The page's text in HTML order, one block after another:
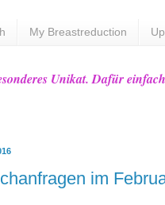
My Breastreduction
Unikat. Dafür
im